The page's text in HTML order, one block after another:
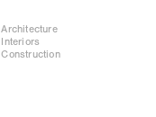
Architecture
Interiors
Construction